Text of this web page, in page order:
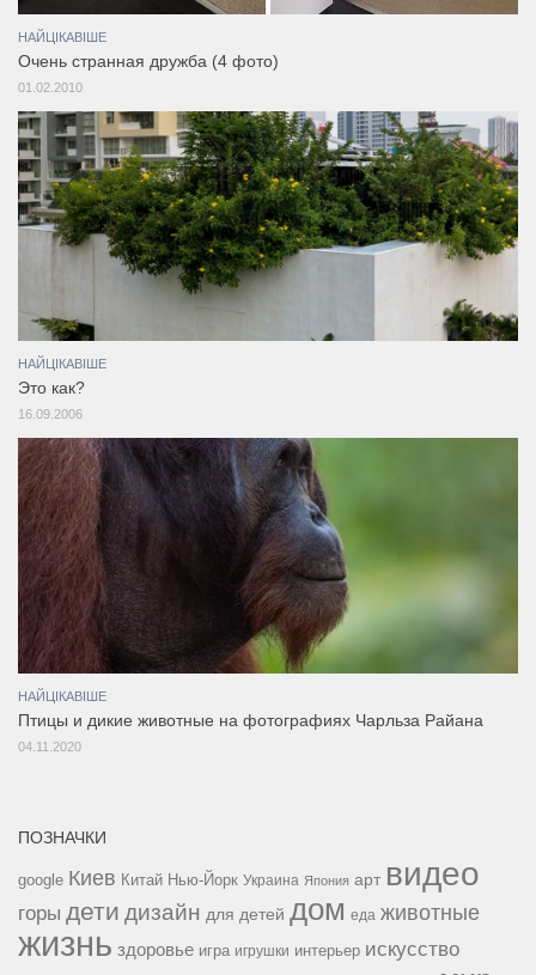
НАЙЦІКАВІШЕ
Очень странная дружба (4 фото)
01.02.2010
НАЙЦІКАВІШЕ
Это как?
16.09.2006
НАЙЦІКАВІШЕ
Птицы и дикие животные на фотографиях Чарльза Райана
04.11.2020
ПОЗНАЧКИ
google Киев Китай Нью-Йорк Украина Япония арт видео
горы дети дизайн для детей дом еда животные
жизнь здоровье игра игрушки интерьер искусство